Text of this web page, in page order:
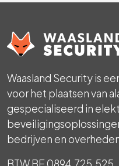
Waasland Security is
voor het plaatsen van
gespecialiseerd in
bedrijven en